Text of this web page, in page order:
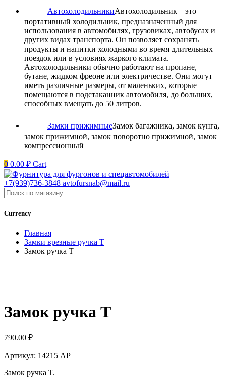
АвтохолодильникиАвтохолодильник – это
портативный холодильник, предназначенный для
использования в автомобилях, грузовиках, автобусах и
других видах транспорта. Он позволяет сохранять
продукты и напитки холодными во время длительных
поездок или в условиях жаркого климата.
Автохолодильники обычно работают на пропане,
бутане, жидком фреоне или электричестве. Они могут
иметь различные размеры, от маленьких, которые
помещаются в подстаканник автомобиля, до больших,
способных вмещать до 50 литров.
Замки прижимныеЗамок багажника, замок кунга,
замок прижимной, замок поворотно прижимной, замок
компрессионный
0 0.00 ₽ Cart
+7(939)736-3848 avtofursnab@mail.ru
Currency
Главная
Замки врезные ручка Т
Замок ручка Т
Замок ручка Т
790.00 ₽
Артикул: 14215 AP
Замок ручка Т.